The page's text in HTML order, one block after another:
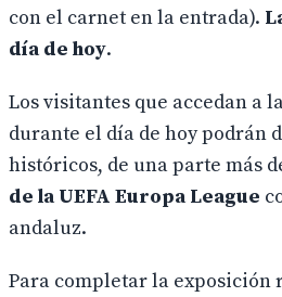
con el carnet en la entrada).
día de hoy.
Los visitantes que accedan a
durante el día de hoy podrán
históricos, de una parte más
de la UEFA Europa League
andaluz.
Para completar la exposición